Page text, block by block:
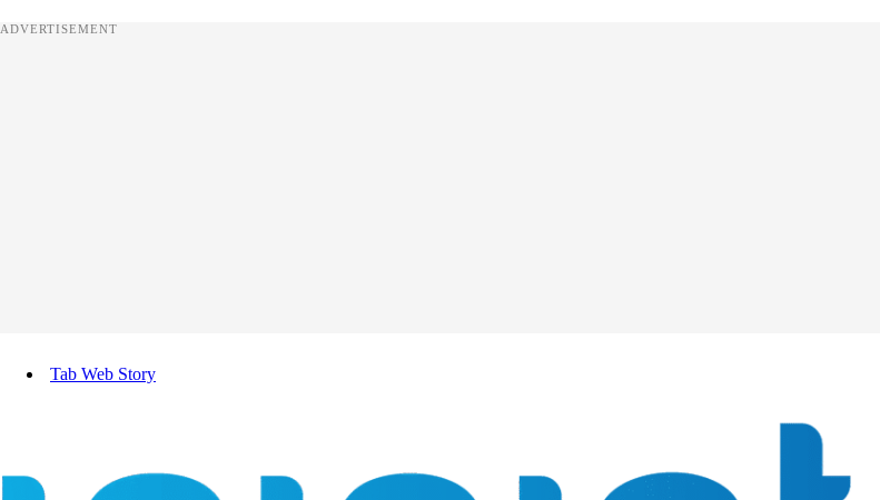
ADVERTISEMENT
Tab Web Story